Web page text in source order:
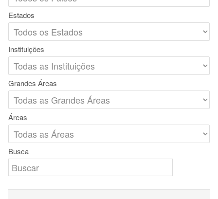
Estados
Instituições
Grandes Áreas
Áreas
Busca